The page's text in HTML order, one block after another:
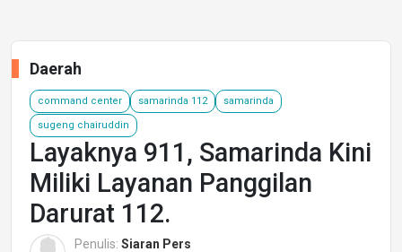
Daerah
command center samarinda 112 samarinda
sugeng chairuddin
Layaknya 911, Samarinda Kini
Miliki Layanan Panggilan
Darurat 112.
Penulis: Siaran Pers